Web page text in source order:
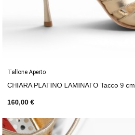
Tallone Aperto
CHIARA PLATINO LAMINATO Tacco 9 cm
160,00 €